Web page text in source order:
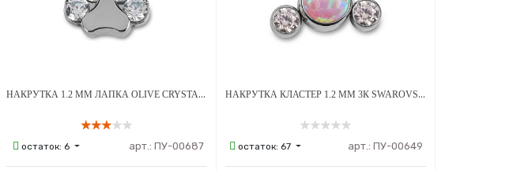
НАКРУТКА 1.2 ММ ЛАПКА OLIVE CRYSTAL ТИТАН
остаток: 6 арт.: ПУ-00687
НАКРУТКА КЛАСТЕР 1.2 ММ 3К SWAROVSKI CLEAR ОПАЛ OP-08 ТИТАН
остаток:67 арт.: ПУ-00649